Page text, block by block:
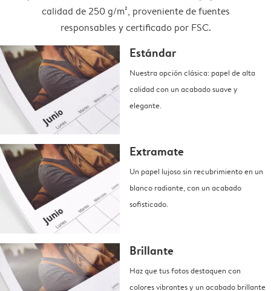
calidad de 250 g/m², proveniente de fuentes
responsables y certificado por FSC.
Estándar
Nuestra opción clásica: papel de alta
calidad con un acabado suave y
elegante.
Extramate
Un papel lujoso sin recubrimiento en un
blanco radiante, con un acabado
sofisticado.
Brillante
Haz que tus fotos destaquen con
colores vibrantes y un acabado brillante